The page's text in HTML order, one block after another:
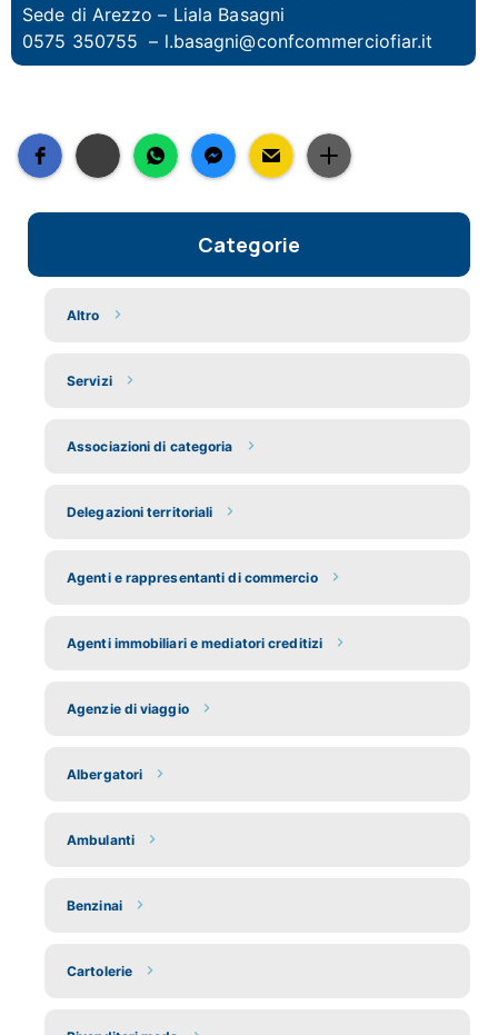
Sede di Arezzo – Liala Basagni
0575 350755 – l.basagni@confcommerciofiar.it
Categorie
Altro
Servizi
Associazioni di categoria
Delegazioni territoriali
Agenti e rappresentanti di commercio
Agenti immobiliari e mediatori creditizi
Agenzie di viaggio
Albergatori
Ambulanti
Benzinai
Cartolerie